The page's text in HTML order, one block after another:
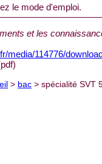
le mode d'emploi.
et les
media/114776/
> bac > spécialité SVT